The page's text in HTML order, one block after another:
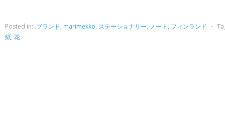
Posted in: .ブランド, marimekko, ステーショナリー, ノート , フィンランド ⋅
紙, 花